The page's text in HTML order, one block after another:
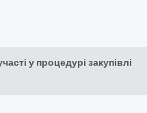
у процедурі закупівлі